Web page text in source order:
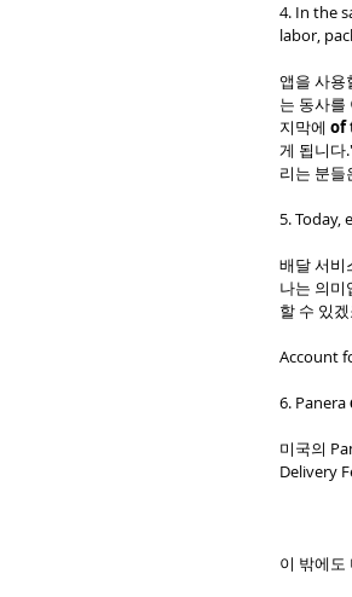
4. In the
labor,
앱을 사용
는 동사를
지막에 of
게 됩니다
리는 분들
5. Today,
배달 서비
나는 의미
할 수 있
Account
6. Panera
미국의
Delivery
이 밖에도